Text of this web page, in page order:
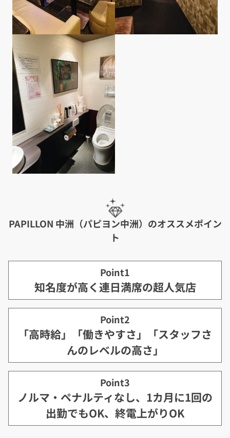
PAPILLON 中洲（パピヨン中洲）のオススメポイン
ト
Point1
知名度が高く連日満席の超人気店
Point2
「高時給」「働きやすさ」「スタッフさ
んのレベルの高さ」
Point3
ノルマ・ペナルティなし、1カ月に1回の
出勤でもOK、終電上がりOK